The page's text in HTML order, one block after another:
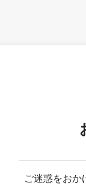
ご迷惑をおか